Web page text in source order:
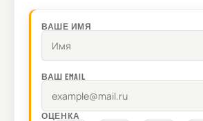
ВАШЕ ИМЯ
ВАШ EMAIL
ОЦЕНКА